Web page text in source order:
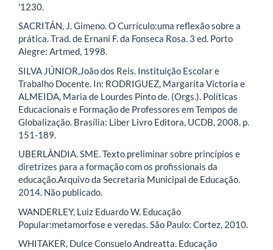
'1230.
SACRITÁN, J. Gimeno. O Currículo:uma reflexão sobre a
prática. Trad. de Ernani F. da Fonseca Rosa. 3 ed. Porto
Alegre: Artmed, 1998.
SILVA JÚNIOR,João dos Reis. Instituição Escolar e
Trabalho Docente. In: RODRIGUEZ, Margarita Victoria e
ALMEIDA, Maria de Lourdes Pinto de. (Orgs.). Políticas
Educacionais e Formação de Professores em Tempos de
Globalização. Brasília: Liber Livro Editora, UCDB, 2008. p.
151-189.
UBERLÂNDIA. SME. Texto preliminar sobre princípios e
diretrizes para a formação com os profissionais da
educação.Arquivo da Secretaria Municipal de Educação.
2014. Não publicado.
WANDERLEY, Luiz Eduardo W. Educação
Popular:metamorfose e veredas. São Paulo: Cortez, 2010.
WHITAKER, Dulce Consuelo Andreatta. Educação